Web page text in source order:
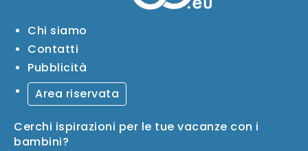
Chi siamo
Contatti
Pubblicità
Area riservata
Cerchi ispirazioni per le tue vacanze con i
bambini?